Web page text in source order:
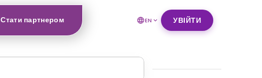
Стати партнером EN УВІЙТИ